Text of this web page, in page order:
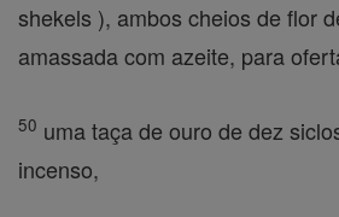
shekels ), ambos cheios de flor
amassada com azeite, para
50 uma taça de ouro de dez
incenso,